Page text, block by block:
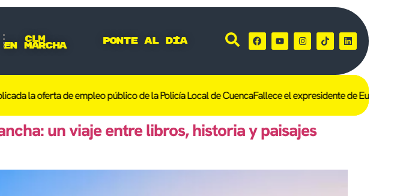
CLM
En Marcha Ponte al día
la oferta de empleo público de la Policía Local de CuencaFallece el expresidente de Eurocaja
un viaje entre libros, historia y paisajes